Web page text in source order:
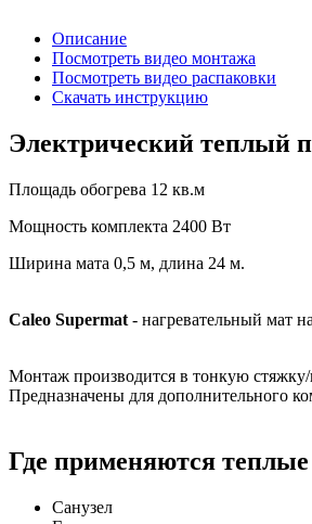
Описание
Посмотреть видео монтажа
Посмотреть видео распаковки
Скачать инструкцию
Электрический теплый
Площадь обогрева 12 кв.м
Мощность комплекта 2400 Вт
Ширина мата 0,5 м, длина 24 м.
Caleo Supermat - нагревательный мат
Монтаж производится в тонкую
Предназначены для дополнительного
Где применяются
Санузел